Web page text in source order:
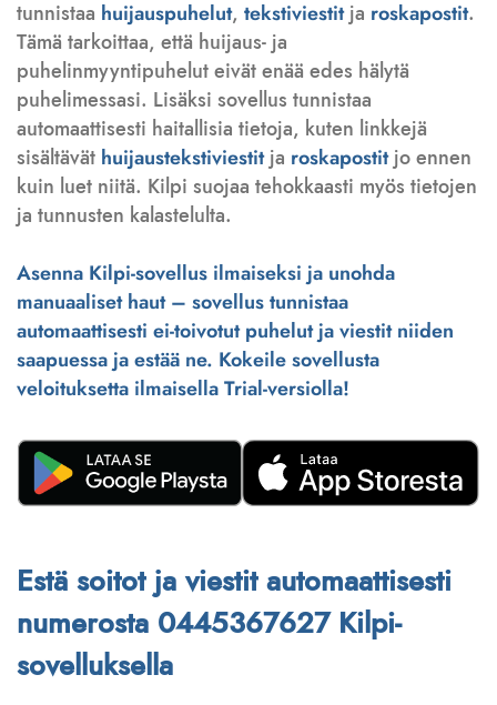
tunnistaa huijauspuhelut, tekstiviestitja roskapostit.
Tämä tarkoittaa, että huijaus- ja
puhelinmyyntipuhelut eivät enää edes hälytä
puhelimessasi. Lisäksi sovellus tunnistaa
automaattisesti haitallisia tietoja, kuten linkkejä
sisältävät huijaustekstiviestitja roskapostitjo ennen
kuin luet niitä. Kilpi suojaa tehokkaasti myös tietojen
ja tunnusten kalastelulta.
Asenna Kilpi-sovellus ilmaiseksi ja unohda
manuaaliset haut – sovellus tunnistaa
automaattisesti ei-toivotut puhelut ja viestit niiden
saapuessa ja estää ne. Kokeile sovellusta
veloituksetta ilmaisella Trial-versiolla!
Estä soitot ja viestit automaattisesti
numerosta 0445367627 Kilpi-
sovelluksella